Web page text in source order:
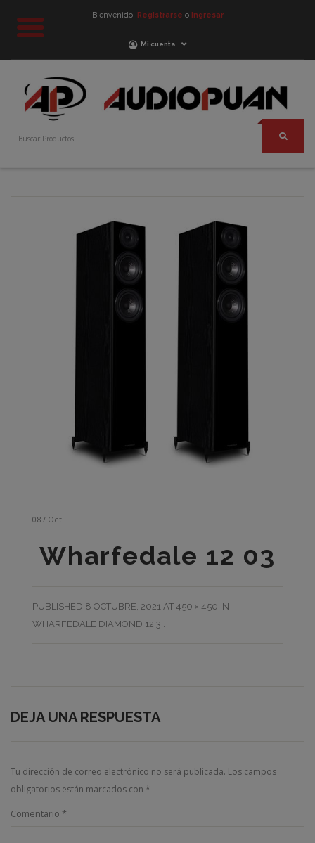
Bienvenido! Registrarse o Ingresar
Mi cuenta
08 / Oct
Wharfedale 12 03
PUBLISHED 8 OCTUBRE, 2021 AT 450 × 450 IN
WHARFEDALE DIAMOND 12.3I.
DEJA UNA RESPUESTA
Tu dirección de correo electrónico no será publicada. Los campos
obligatorios están marcados con *
Comentario *